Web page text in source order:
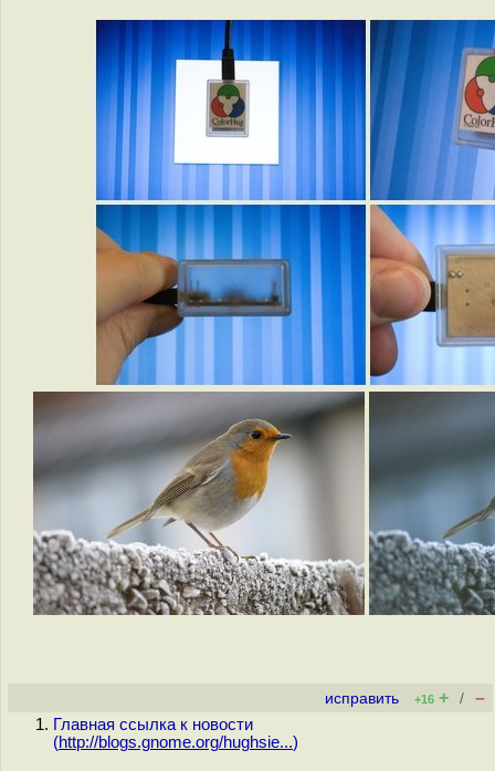
исправить +16 + / –
Главная ссылка к новости
(http://blogs.gnome.org/hughsie...)